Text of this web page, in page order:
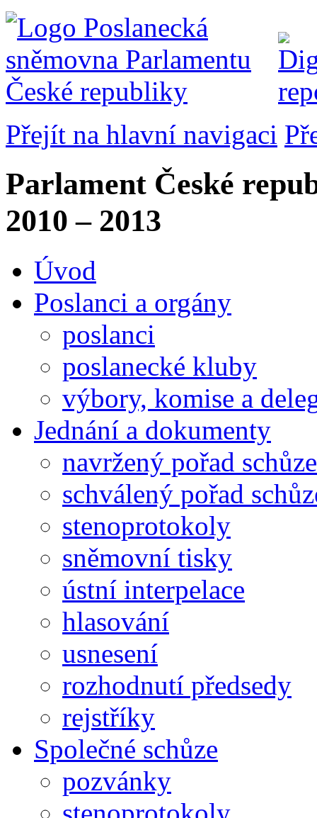
Přejít na hlavní navigaci
Parlament České
2010 – 2013
Úvod
Poslanci a orgány
poslanci
poslanecké kluby
výbory, komise a
Jednání a dokumenty
navržený pořad schůze
schválený pořad
stenoprotokoly
sněmovní tisky
ústní interpelace
hlasování
usnesení
rozhodnutí předsedy
rejstříky
Společné schůze
pozvánky